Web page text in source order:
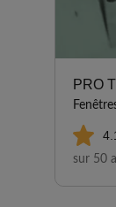
PRO
sur 50